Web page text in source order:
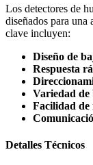
Los detectores de
diseñados para una
clave incluyen:
Diseño de
Respuesta
Variedad de
Facilidad de
Detalles Técnicos